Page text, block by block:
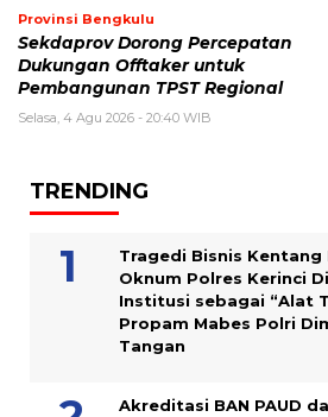
Provinsi Bengkulu
Sekdaprov Dorong Percepatan
Dukungan Offtaker untuk
Pembangunan TPST Regional
Selasa, 4 Agu 2026 - 20:40 WIB
TRENDING
Tragedi Bisnis
Oknum Polres Kerinci
Institusi sebagai “Alat
Propam Mabes Polri
Tangan
Akreditasi BAN PAUD